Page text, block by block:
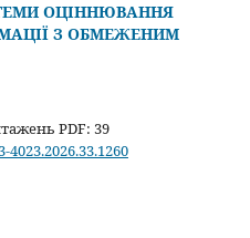
ОЦІННЮВАННЯ
З ОБМЕЖЕНИМ
PDF: 39